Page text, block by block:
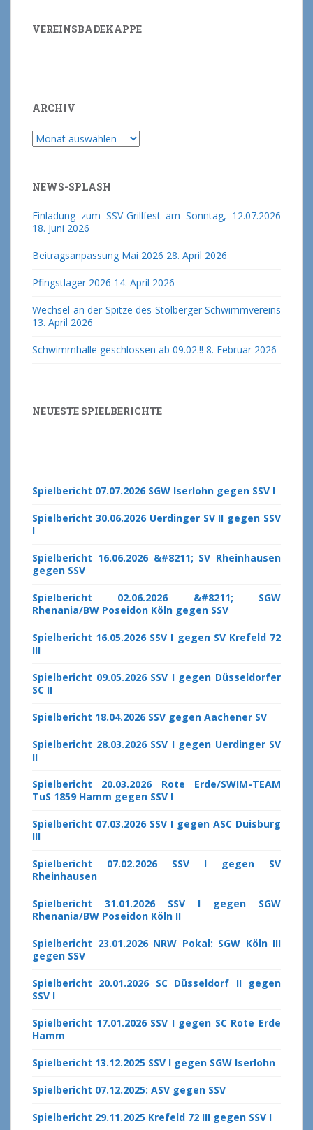
VEREINSBADEKAPPE
ARCHIV
Archiv
NEWS-SPLASH
Einladung zum SSV-Grillfest am Sonntag, 12.07.2026
18. Juni 2026
Beitragsanpassung Mai 2026 28. April 2026
Pfingstlager 2026 14. April 2026
Wechsel an der Spitze des Stolberger Schwimmvereins
13. April 2026
Schwimmhalle geschlossen ab 09.02.!! 8. Februar 2026
NEUESTE SPIELBERICHTE
Spielbericht 07.07.2026 SGW Iserlohn gegen SSV I
Spielbericht 30.06.2026 Uerdinger SV II gegen SSV
I
Spielbericht 16.06.2026 &#8211; SV Rheinhausen
gegen SSV
Spielbericht 02.06.2026 &#8211; SGW
Rhenania/BW Poseidon Köln gegen SSV
Spielbericht 16.05.2026 SSV I gegen SV Krefeld 72
III
Spielbericht 09.05.2026 SSV I gegen Düsseldorfer
SC II
Spielbericht 18.04.2026 SSV gegen Aachener SV
Spielbericht 28.03.2026 SSV I gegen Uerdinger SV
II
Spielbericht 20.03.2026 Rote Erde/SWIM-TEAM
TuS 1859 Hamm gegen SSV I
Spielbericht 07.03.2026 SSV I gegen ASC Duisburg
III
Spielbericht 07.02.2026 SSV I gegen SV
Rheinhausen
Spielbericht 31.01.2026 SSV I gegen SGW
Rhenania/BW Poseidon Köln II
Spielbericht 23.01.2026 NRW Pokal: SGW Köln III
gegen SSV
Spielbericht 20.01.2026 SC Düsseldorf II gegen
SSV I
Spielbericht 17.01.2026 SSV I gegen SC Rote Erde
Hamm
Spielbericht 13.12.2025 SSV I gegen SGW Iserlohn
Spielbericht 07.12.2025: ASV gegen SSV
Spielbericht 29.11.2025 Krefeld 72 III gegen SSV I